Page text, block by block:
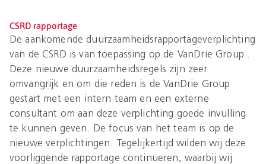
CSRD rapportage
De aankomende duurzaamheidsrapportageverplichting
van de CSRD is van toepassing op de VanDrie Group .
Deze nieuwe duurzaamheidsregels zijn zeer
omvangrijk en om die reden is de VanDrie Group
gestart met een intern team en een externe
consultant om aan deze verplichting goede invulling
te kunnen geven. De focus van het team is op de
nieuwe verplichtingen. Tegelijkertijd wilden wij deze
voorliggende rapportage continueren, waarbij wij